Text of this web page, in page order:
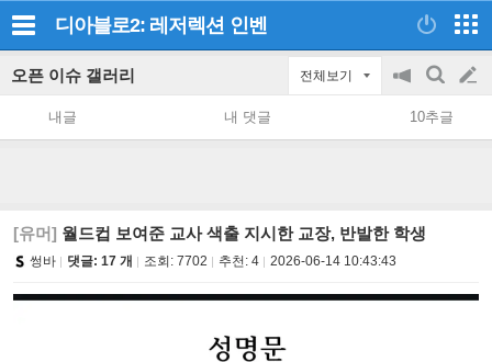
디아블로2: 레저렉션 인벤
오픈 이슈 갤러리 전체보기
공
지
on/off
검
색
글
쓰
내글 내 댓글 10추글
[유머] 월드컵 보여준 교사 색출 지시한 교장, 반발한 학생
썽바 댓글: 17 개 조회: 7702 추천: 4 2026-06-14 10:43:43